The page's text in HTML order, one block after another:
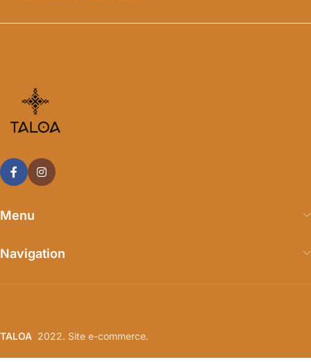
Menu
Navigation
TALOA 2022. Site e-commerce.